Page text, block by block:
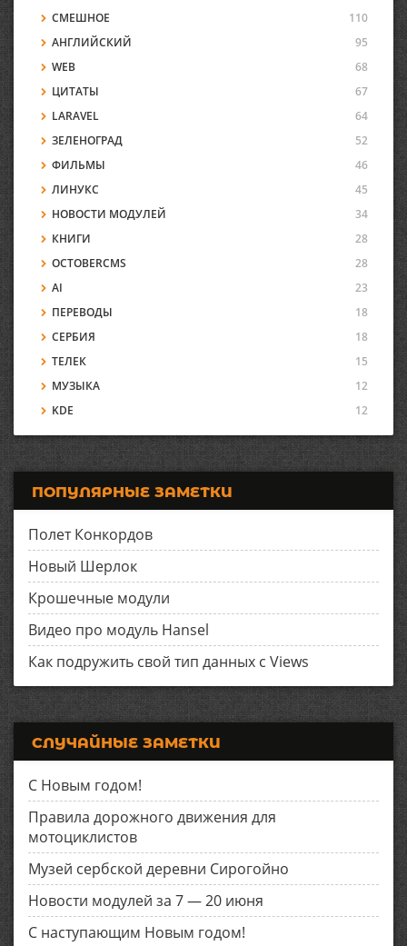
СМЕШНОЕ
110
АНГЛИЙСКИЙ
95
WEB
68
ЦИТАТЫ
67
LARAVEL
64
ЗЕЛЕНОГРАД
52
ФИЛЬМЫ
46
ЛИНУКС
45
НОВОСТИ МОДУЛЕЙ
34
КНИГИ
28
OCTOBERCMS
28
AI
23
ПЕРЕВОДЫ
18
СЕРБИЯ
18
ТЕЛЕК
15
МУЗЫКА
12
KDE
12
ПОПУЛЯРНЫЕ ЗАМЕТКИ
Полет Конкордов
Новый Шерлок
Крошечные модули
Видео про модуль Hansel
Как подружить свой тип данных с Views
СЛУЧАЙНЫЕ ЗАМЕТКИ
С Новым годом!
Правила дорожного движения для
мотоциклистов
Музей сербской деревни Сирогойно
Новости модулей за 7 — 20 июня
С наступающим Новым годом!